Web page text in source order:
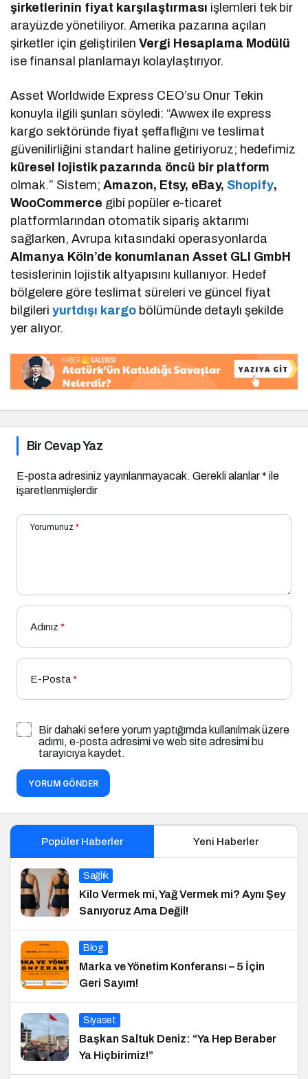
şirketlerinin fiyat karşılaştırması işlemleri tek bir
arayüzde yönetiliyor. Amerika pazarına açılan
şirketler için geliştirilenVergi Hesaplama Modülü
ise finansal planlamayı kolaylaştırıyor.
Asset Worldwide Express CEO’su Onur Tekin
konuyla ilgili şunları söyledi: “Awwex ile express
kargo sektöründe fiyat şeffaflığını ve teslimat
güvenilirliğini standart haline getiriyoruz; hedefimiz
küresel lojistik pazarında öncü bir platform
olmak.” Sistem;Amazon, Etsy, eBay, Shopify,
WooCommerce gibi popüler e-ticaret
platformlarından otomatik sipariş aktarımı
sağlarken, Avrupa kıtasındaki operasyonlarda
Almanya Köln’de konumlanan Asset GLI GmbH
tesislerinin lojistik altyapısını kullanıyor. Hedef
bölgelere göre teslimat süreleri ve güncel fiyat
bilgileri yurtdışı kargo bölümünde detaylı şekilde
yer alıyor.
Bir Cevap Yaz
E-posta adresiniz yayınlanmayacak. Gerekli alanlar* ile
işaretlenmişlerdir
Yorumunuz *
Adınız *
E-Posta*
Bir dahaki sefere yorum yaptığımda kullanılmak üzere
adımı, e-posta adresimi ve web site adresimi bu
tarayıcıya kaydet.
YORUM GÖNDER
Popüler Haberler Yeni Haberler
Sağlık
Kilo Vermek mi, Yağ Vermek mi? Aynı Şey
Sanıyoruz Ama Değil!
Blog
Marka ve Yönetim Konferansı – 5 İçin
Geri Sayım!
Siyaset
Başkan Saltuk Deniz: “Ya Hep Beraber
Ya Hiçbirimiz!”